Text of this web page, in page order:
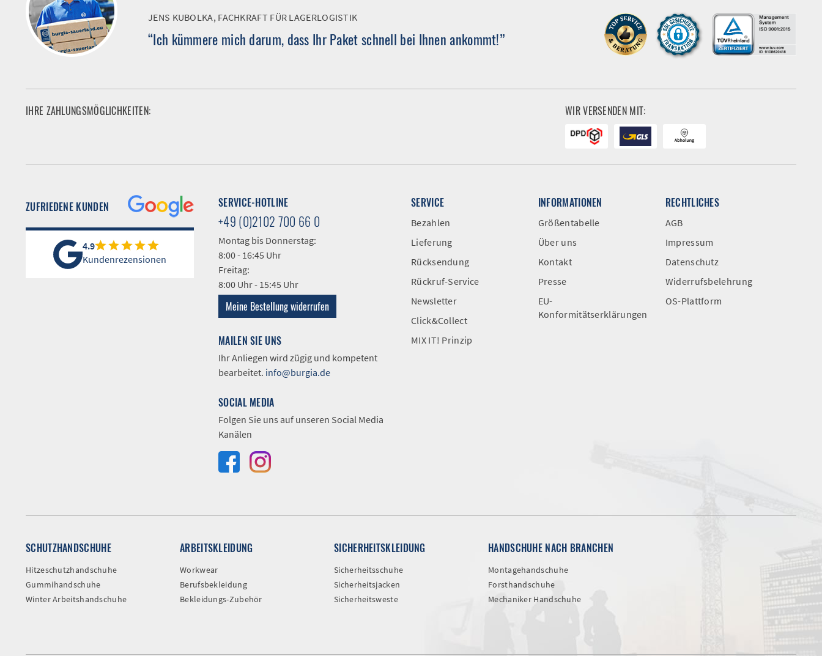
JENS KUBOLKA, FACHKRAFT FÜR LAGERLOGISTIK
“Ich kümmere mich darum, dass Ihr Paket schnell bei Ihnen ankommt!”
IHRE ZAHLUNGSMÖGLICHKEITEN: WIR VERSENDEN MIT:
ZUFRIEDENE KUNDEN
4.9
Kundenrezensionen
SERVICE-HOTLINE
+49 (0)2102 700 66 0
Montag bis Donnerstag:
8:00 - 16:45 Uhr
Freitag:
8:00 Uhr - 15:45 Uhr
Meine Bestellung widerrufen
MAILEN SIE UNS
Ihr Anliegen wird zügig und kompetent
bearbeitet. info@burgia.de
SOCIAL MEDIA
Folgen Sie uns auf unseren Social Media
Kanälen
SERVICE
Bezahlen
Lieferung
Rücksendung
Rückruf-Service
Newsletter
Click&Collect
MIX IT! Prinzip
INFORMATIONEN
Größentabelle
Über uns
Kontakt
Presse
EU-
Konformitätserklärungen
RECHTLICHES
AGB
Impressum
Datenschutz
Widerrufsbelehrung
OS-Plattform
SCHUTZHANDSCHUHE
Hitzeschutzhandschuhe
Gummihandschuhe
Winter Arbeitshandschuhe
ARBEITSKLEIDUNG
Workwear
Berufsbekleidung
Bekleidungs-Zubehör
SICHERHEITSKLEIDUNG
Sicherheitsschuhe
Sicherheitsjacken
Sicherheitsweste
HANDSCHUHE NACH BRANCHEN
Montagehandschuhe
Forsthandschuhe
Mechaniker Handschuhe